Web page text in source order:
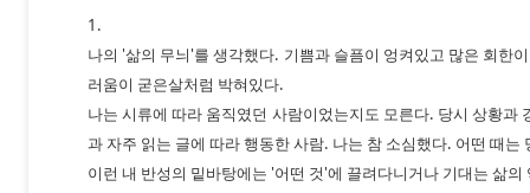
1.
나의 '삶의 무늬'를 생각했다. 기쁨과 슬픔이 엉켜있고 많은 회한
러움이 굳은살처럼 박혀있다.
나는 시류에 따라 움직였던 사람이었는지도 모른다. 당시 상황과
과 자주 읽는 글에 따라 행동한 사람. 나는 참 소심했다. 어떤 때는
이런 내 반성의 밑바탕에는 '어떤 것'에 끌려다니거나 기대는 삶